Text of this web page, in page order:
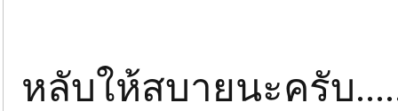
หลับให้สบายนะครับ